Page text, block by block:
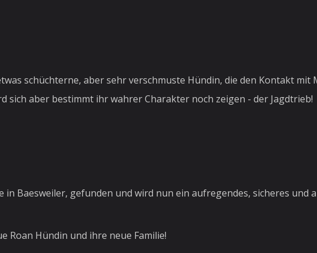
schüchterne, aber sehr verschmuste Hündin, die den Kontakt mit
sich aber bestimmt ihr wahrer Charakter noch zeigen - der Jagdtrieb!
in Baesweiler, gefunden und wird nun ein aufregendes, sicheres und
Roan Hündin und ihre neue Familie!